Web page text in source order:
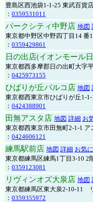
豊島区西池袋1-1-25 東武百
： 0359531011
パークシティ中野店 地図
東京都中野区中野四丁目14 番
： 0359429861
日の出店(イオンモール
東京都西多摩郡日の出町大字
： 0425973155
ひばりが丘パルコ店 地図
東京都西東京市ひばりが丘1-1-
： 0424388901
田無アスタ店 地図 詳細 お
東京都西東京市田無町2-1-1
： 0424606121
練馬駅前店 地図 詳細 お気
東京都練馬区練馬1丁目3-10 2
： 0359123081
リヴィンオズ大泉店 地図
東京都練馬区東大泉2-10-11
： 0359355972